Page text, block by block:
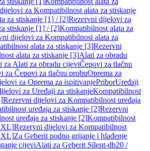
za Kompatibilnost alata za stiskanje
za stiskanje [1] / [2]Rezervni dijelovi za
stiskanje [1] / [2]Kompatibilnost alata za
dijelovi za Kompatibilnost alata za
alata za stiskanje [3]Rezervni
alata za stiskanje [3]Alati za obradu
za Alati za obradu cijeviČepovi za tlačnu
za Čepovi za tlačnu probuOprema za
za Oprema za ispitivanjePriborUređaji
za Uređaji za stiskanjeKompatibilnost
Rezervni dijelovi za Kompatibilnost uređaja
uređaja za stiskanje [2]Rezervni
uređaja za stiskanje [2]Kompatibilnost
Rezervni dijelovi za Kompatibilnost
Za Geberit podno grijanje i hlađenje
cijeviAlati za Geberit Silent-db20 /